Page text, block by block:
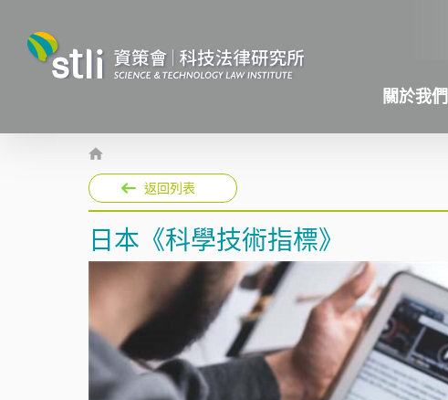
關於我們
返回列表
日本《科學技術指標》